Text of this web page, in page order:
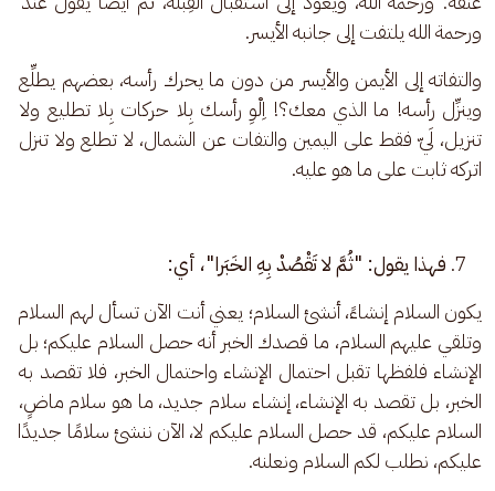
ورحمة الله يلتفت إلى جانبه الأيسر.
والتفاته إلى الأيمن والأيسر من دون ما يحرك رأسه، بعضهم يطلِّع
وينزِّل رأسه! ما الذي معك؟! اِلْوِ رأسك بِلا حركات بِلا تطليع ولا
تنزيل، لَيّ فقط على اليمين والتفات عن الشمال، لا تطلع ولا تنزل
اتركه ثابت على ما هو عليه.
فهذا يقول: "ثُمَّ لا تَقْصُدْ بِهِ الخَبَرا"، أي:
يكون السلام إنشاءً، أنشئ السلام؛ يعني أنت الآن تسأل لهم السلام
وتلقي عليهم السلام، ما قصدك الخبر أنه حصل السلام عليكم؛ بل
الإنشاء فلفظها تقبل احتمال الإنشاء واحتمال الخبر، فلا تقصد به
الخبر، بل تقصد به الإنشاء، إنشاء سلام جديد، ما هو سلام ماضٍ،
السلام عليكم، قد حصل السلام عليكم لا، الآن ننشئ سلامًا جديدًا
عليكم، نطلب لكم السلام ونعلنه.